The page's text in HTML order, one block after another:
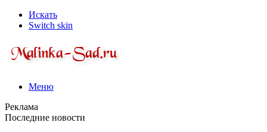
Искать
Switch skin
Меню
Реклама
Последние новости